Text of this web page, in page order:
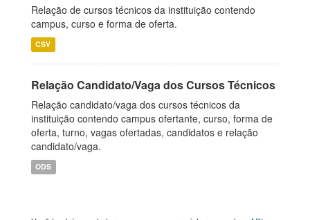
Relação de cursos técnicos da instituição contendo
campus, curso e forma de oferta.
CSV
Relação Candidato/Vaga dos Cursos Técnicos
Relação candidato/vaga dos cursos técnicos da
instituição contendo campus ofertante, curso, forma de
oferta, turno, vagas ofertadas, candidatos e relação
candidato/vaga.
ODS